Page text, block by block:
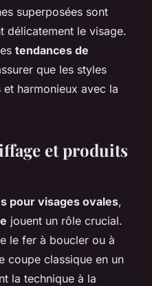
superposées sont
délicatement le visage.
tendances de
que les styles
harmonieux avec la
et produits
pour visages ovales,
jouent un rôle crucial.
le fer à boucler ou à
coupe classique en un
la technique à la